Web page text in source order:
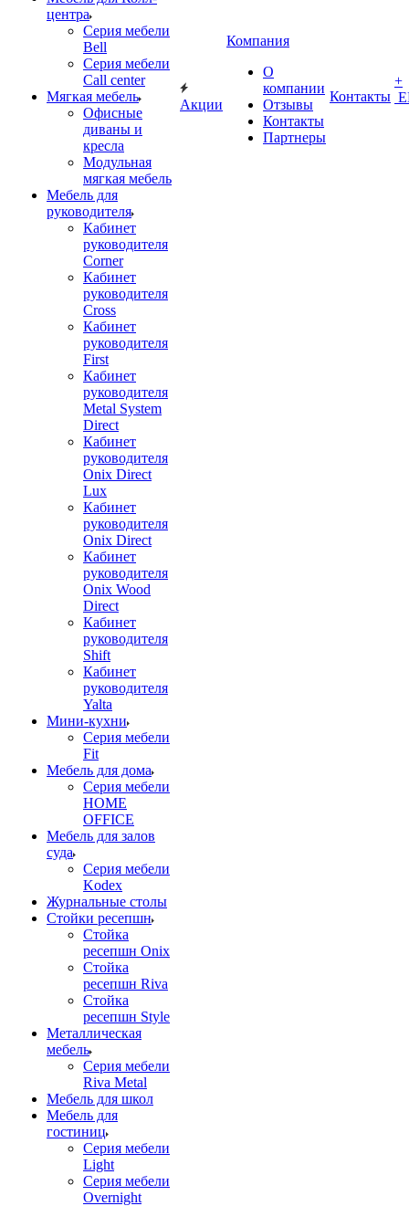
центра
Серия мебели
Bell
Серия мебели
Call center
Мягкая мебель
Офисные
диваны и
кресла
Модульная
мягкая мебель
Мебель для
руководителя
Кабинет
руководителя
Corner
Кабинет
руководителя
Cross
Кабинет
руководителя
First
Кабинет
руководителя
Metal System
Direct
Кабинет
руководителя
Onix Direct
Lux
Кабинет
руководителя
Onix Direct
Кабинет
руководителя
Onix Wood
Direct
Кабинет
руководителя
Shift
Кабинет
руководителя
Yalta
Мини-кухни
Серия мебели
Fit
Мебель для дома
Серия мебели
HOME
OFFICE
Мебель для залов
суда
Серия мебели
Kodex
Журнальные столы
Стойки ресепшн
Стойка
ресепшн Onix
Стойка
ресепшн Riva
Стойка
ресепшн Style
Металлическая
мебель
Серия мебели
Riva Metal
Мебель для школ
Мебель для
гостиниц
Серия мебели
Light
Серия мебели
Overnight
Акции
Компания
О
компании
Отзывы
Контакты
Партнеры
Контакты
+